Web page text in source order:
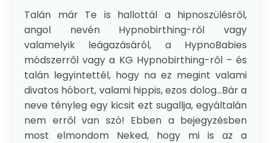
Talán már Te is hallottál a hipnoszülésről,
angol nevén Hypnobirthing-ről vagy
valamelyik leágazásáról, a HypnoBabies
módszerről vagy a KG Hypnobirthing-ről – és
talán legyintettél, hogy na ez megint valami
divatos hóbort, valami hippis, ezos dolog...Bár a
neve tényleg egy kicsit ezt sugallja, egyáltalán
nem erről van szó! Ebben a bejegyzésben
most elmondom Neked, hogy mi is az a